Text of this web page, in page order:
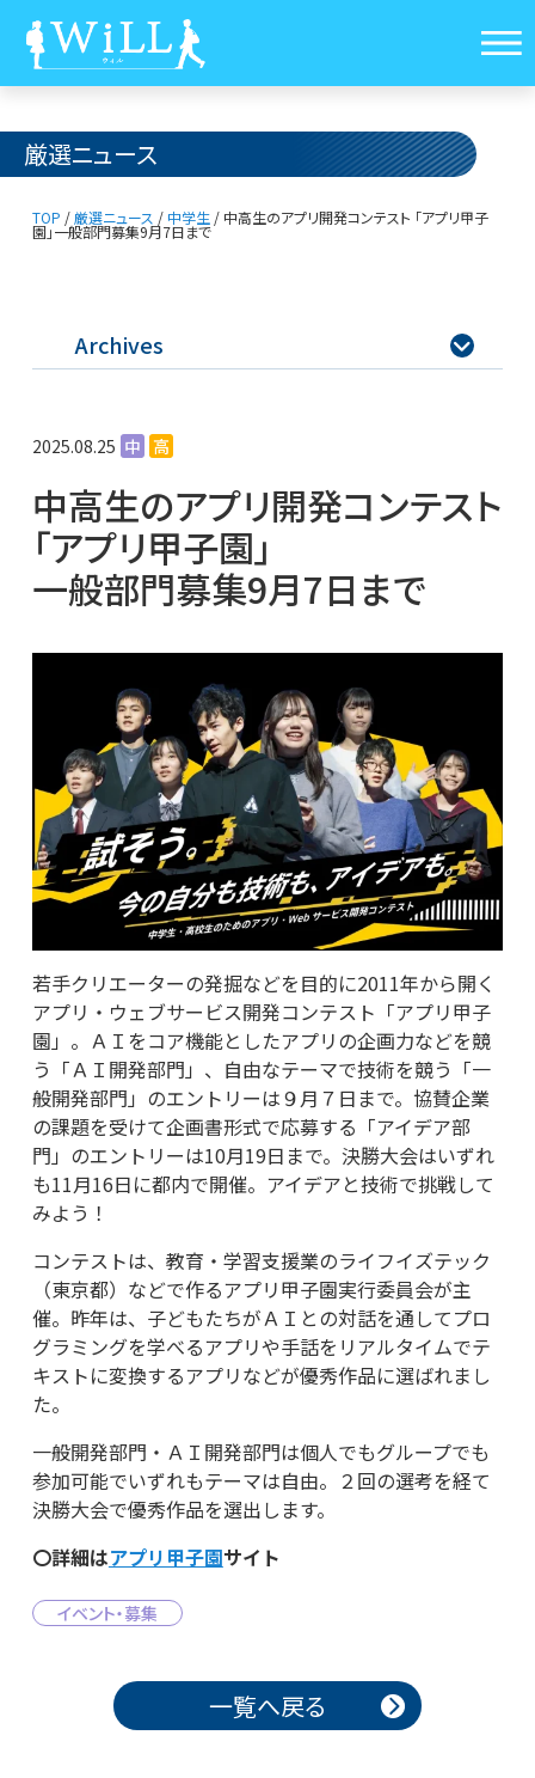
厳選ニュース
TOP /厳選ニュース / 中学生/ 中高生のアプリ開発コンテスト 「アプリ甲子
園」一般部門募集9月7日まで
Archives 
2025.08.25 中 高
中高生のアプリ開発コンテスト
「アプリ甲子園」
一般部門募集9月7日まで
若手クリエーターの発掘などを目的に2011年から開く
アプリ・ウェブサービス開発コンテスト「アプリ甲子
園」。ＡＩをコア機能としたアプリの企画力などを競
う「ＡＩ開発部門」、自由なテーマで技術を競う「一
般開発部門」のエントリーは９月７日まで。協賛企業
の課題を受けて企画書形式で応募する「アイデア部
門」のエントリーは10月19日まで。決勝大会はいずれ
も11月16日に都内で開催。アイデアと技術で挑戦して
みよう！
コンテストは、教育・学習支援業のライフイズテック
（東京都）などで作るアプリ甲子園実行委員会が主
催。昨年は、子どもたちがＡＩとの対話を通してプロ
グラミングを学べるアプリや手話をリアルタイムでテ
キストに変換するアプリなどが優秀作品に選ばれまし
た。
一般開発部門・ＡＩ開発部門は個人でもグループでも
参加可能でいずれもテーマは自由。２回の選考を経て
決勝大会で優秀作品を選出します。
〇詳細はアプリ甲子園サイト
イベント・募集
投稿ナビゲーション 一覧へ戻る